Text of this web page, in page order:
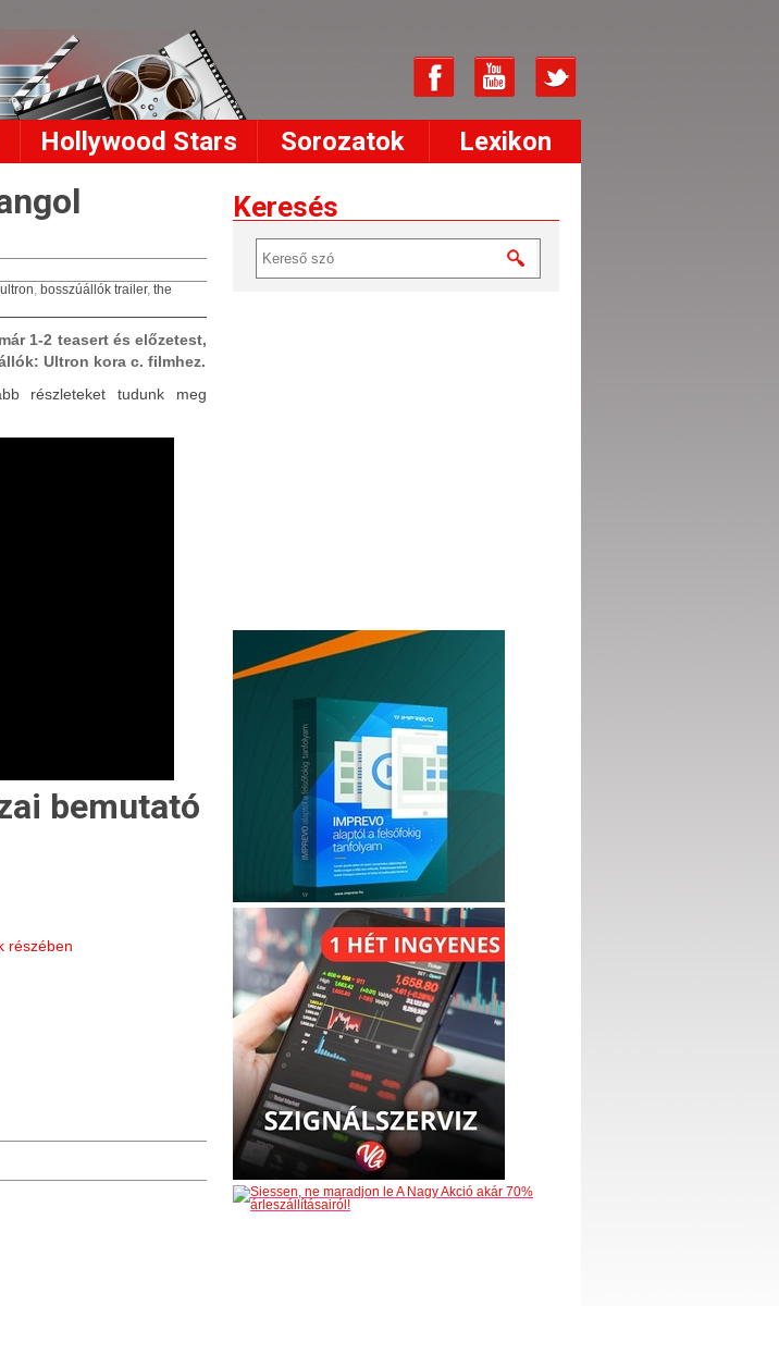
Hollywood Stars Sorozatok Lexikon
, bosszúállók trailer, the
1-2 teasert és előzetest,
Ultron kora c. filmhez.
részleteket tudunk meg
bemutató
részében
Keresés